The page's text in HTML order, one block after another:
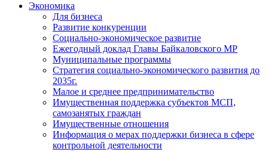
Экономика
Для бизнеса
Развитие конкуренции
Социально-экономическое развитие
Ежегодный доклад Главы Байкаловского МР
Муниципальные программы
Стратегия социально-экономического развития до
2035г.
Малое и среднее предпринимательство
Имущественная поддержка субъектов МСП,
самозанятых граждан
Имущественные отношения
Информация о мерах поддержки бизнеса в сфере
контрольной деятельности